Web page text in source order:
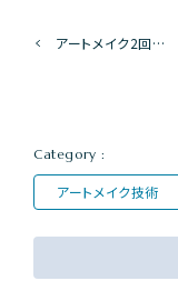
アートメイク2回目がカギ！1回目との違いとベストタイミング
Category :
アートメイク技術